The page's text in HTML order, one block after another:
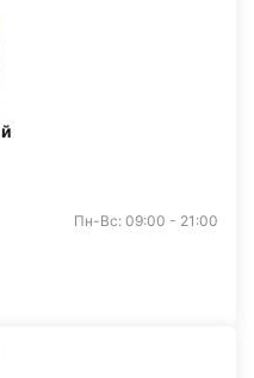
Пн-Вс: 09:00 - 21:00